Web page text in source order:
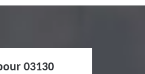
03130